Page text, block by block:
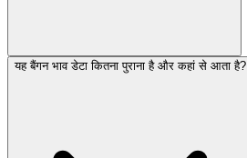
यह बैंगन भाव डेटा कितना पुराना है और कहां से आता है?